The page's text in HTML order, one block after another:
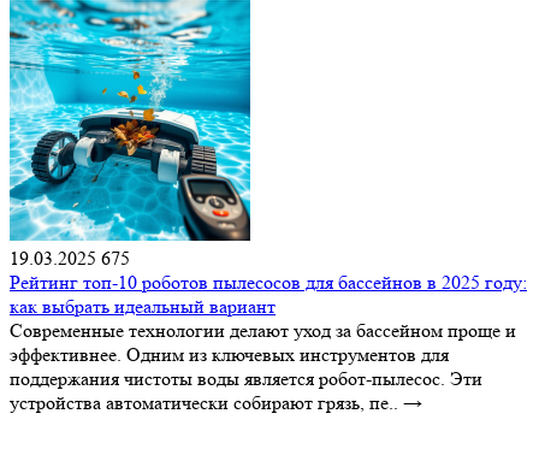
19.03.2025 675
Рейтинг топ-10 роботов пылесосов для бассейнов в 2025 году:
как выбрать идеальный вариант
Современные технологии делают уход за бассейном проще и
эффективнее. Одним из ключевых инструментов для
поддержания чистоты воды является робот-пылесос. Эти
устройства автоматически собирают грязь, пе.. →